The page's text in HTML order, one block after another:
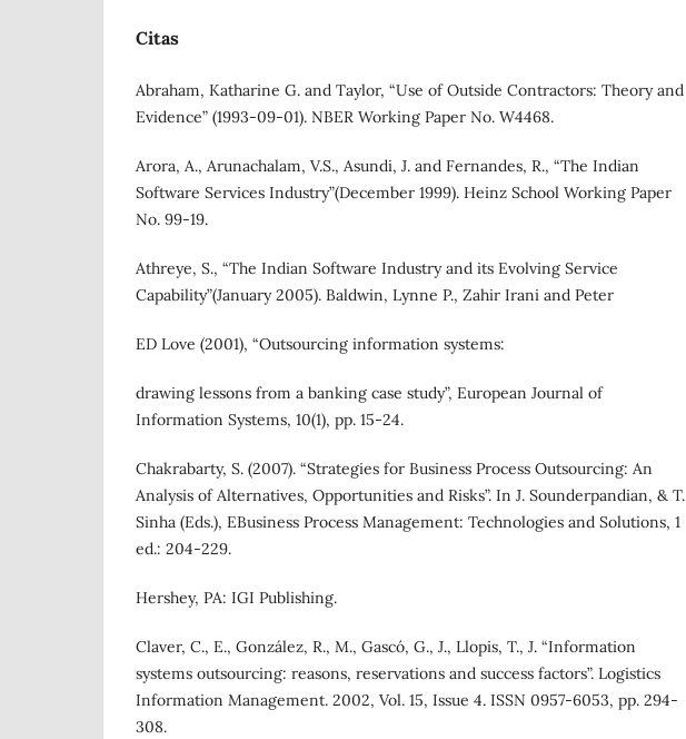
Citas
Abraham, Katharine G. and Taylor, “Use of Outside Contractors: Theory and
Evidence” (1993-09-01). NBER Working Paper No. W4468.
Arora, A., Arunachalam, V.S., Asundi, J. and Fernandes, R., “The Indian
Software Services Industry”(December 1999). Heinz School Working Paper
No. 99-19.
Athreye, S., “The Indian Software Industry and its Evolving Service
Capability”(January 2005). Baldwin, Lynne P., Zahir Irani and Peter
ED Love (2001), “Outsourcing information systems:
drawing lessons from a banking case study”, European Journal of
Information Systems, 10(1), pp. 15-24.
Chakrabarty, S. (2007). “Strategies for Business Process Outsourcing: An
Analysis of Alternatives, Opportunities and Risks”. In J. Sounderpandian, & T.
Sinha (Eds.), EBusiness Process Management: Technologies and Solutions, 1
ed.: 204-229.
Hershey, PA: IGI Publishing.
Claver, C., E., González, R., M., Gascó, G., J., Llopis, T., J. “Information
systems outsourcing: reasons, reservations and success factors”. Logistics
Information Management. 2002, Vol. 15, Issue 4. ISSN 0957-6053, pp. 294-
308.